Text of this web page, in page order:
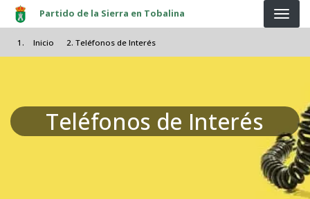
Pasar al contenido principal
Partido de la Sierra en Tobalina
Inicio Teléfonos de Interés
Teléfonos de Interés